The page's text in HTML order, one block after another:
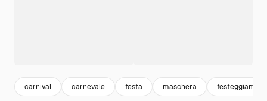
carnival carnevale festa maschera